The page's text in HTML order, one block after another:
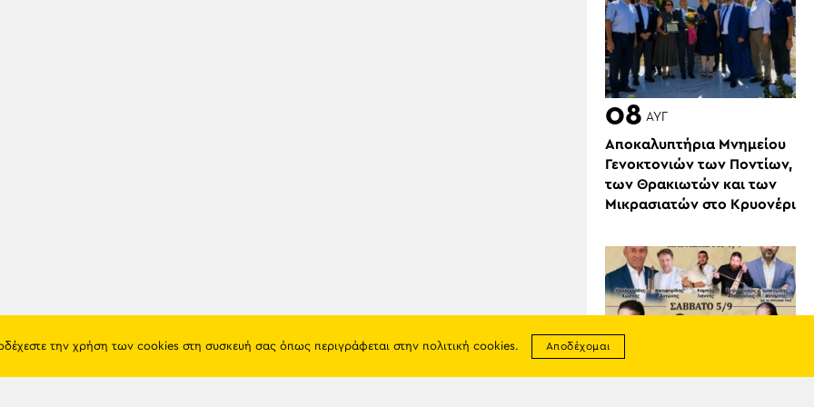
08 ΑΥΓ
Αποκαλυπτήρια Μνημείου
Γενοκτονιών των Ποντίων,
των Θρακιωτών και των
Μικρασιατών στο Κρυονέρι
την χρήση των cookies στη συσκευή σας όπως περιγράφεται στην πολιτική cookies. Αποδέχομαι